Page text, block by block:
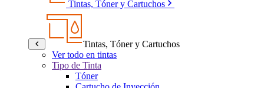
Tintas, Tóner y Cartuchos
Tintas, Tóner y Cartuchos
Ver todo en tintas
Tipo de Tinta
Tóner